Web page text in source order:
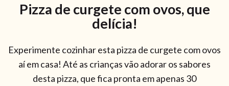
Pizza de curgete com ovos, que
delícia!
Experimente cozinhar esta pizza de curgete com ovos
aí em casa! Até as crianças vão adorar os sabores
desta pizza, que fica pronta em apenas 30